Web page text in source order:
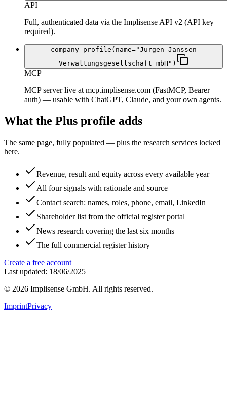
API
Full, authenticated data via the Implisense API v2 (API key
required).
company_profile(name="Jürgen Janssen
Verwaltungsgesellschaft mbH")
MCP
MCP server live at mcp.implisense.com (FastMCP, Bearer
auth) — usable with ChatGPT, Claude, and your own agents.
What the Plus profile adds
The same page, fully populated — plus the research services locked
here.
Revenue, result and equity across every available year
All four signals with rationale and source
Contact search: names, roles, phone, email, LinkedIn
Shareholder list from the official register portal
News research covering the last six months
The full commercial register history
Create a free account
Last updated: 18/06/2025
© 2026 Implisense GmbH. All rights reserved.
ImprintPrivacy